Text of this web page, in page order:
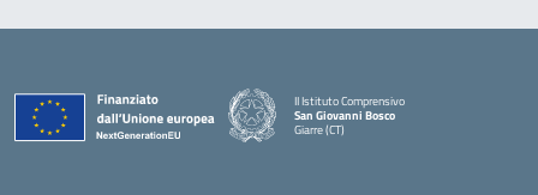
II Istituto Comprensivo
San Giovanni Bosco
Giarre (CT)